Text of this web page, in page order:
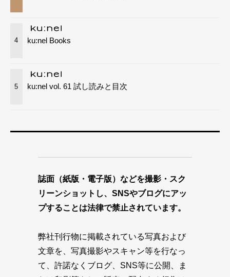
4 ku:nel Books
5 ku:nel vol. 61 試し読みと目次
誌面（紙版・電子版）などを撮影・スク
リーンショットし、SNSやブログにアッ
プすることは法律で禁止されています。
弊社刊行物に掲載されている写真および
文章を、写真撮影やスキャン等を行なっ
て、許諾なくブログ、SNS等に公開、ま